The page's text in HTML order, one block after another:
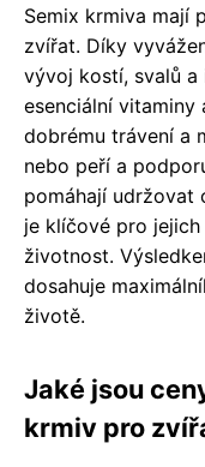
Semix krmiva mají
zvířat. Díky
vývoj kostí, svalů a
esenciální vitaminy
dobrému trávení a
nebo peří a
pomáhají udržovat
je klíčové pro
životnost.
dosahuje
životě.
Jaké jsou
krmiv pro